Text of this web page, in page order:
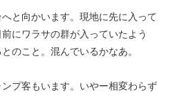
と向かいます。現地に先に入って
にワラサの群が入っていたよう
のこと。混んでいるかなあ。
プ客もいます。いやー相変わらず